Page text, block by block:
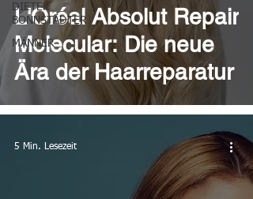
DIETER
BONNSTÄDTER
MÄNNER
L'Oréal Absolut Repair
Molecular: Die neue
Ära der Haarreparatur
5 Min. Lesezeit